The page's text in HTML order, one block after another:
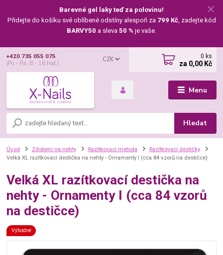
Barevné gel laky teď za polovinu!
Přidejte do košíku své oblíbené odstíny alespoň za 799 Kč, zadejte kód
BARVY50 a sleva 50 % je vaše.
Menu
CZK
Hledat
+420 735 055 075
(Po - Pá, 8 - 16 hod.)
0 ks
za 0,00 Kč
Úvod Zdobení na nehty Razítkovací metoda
Razítkovací destičky
Velká XL razítkovací destička na nehty - Ornamenty I (cca 84 vzorů na destičce)
Velká XL razítkovací destička na
nehty - Ornamenty I (cca 84 vzorů
na destičce)
Výhodné